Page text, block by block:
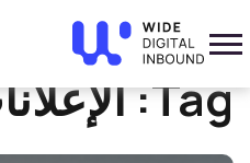
Home
» الإعلانات المدفوعة
Tag: